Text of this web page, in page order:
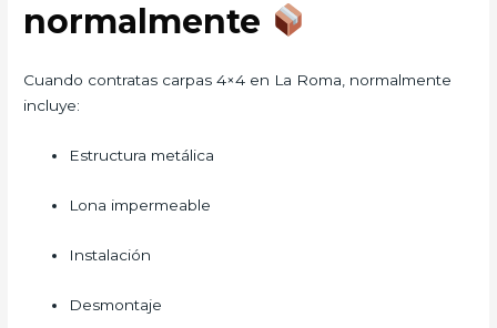
normalmente
Cuando contratas carpas 4×4 en La Roma, normalmente
incluye:
Estructura metálica
Lona impermeable
Instalación
Desmontaje